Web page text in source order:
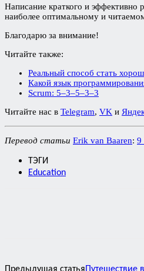
Написание краткого и эффективно
наиболее оптимальному и
Благодарю за внимание!
Читайте также:
Реальный способ стать
Какой язык
Scrum: 5–3–5–3–3
Читайте нас в Telegram, VK и
Перевод статьи Erik van Baaren: 9
ТЭГИ
Education